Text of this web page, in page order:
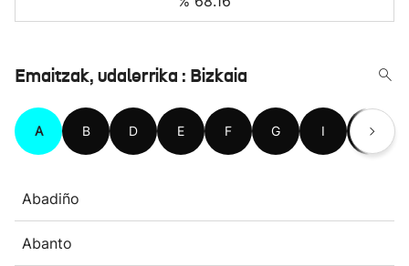
Emaitzak, udalerrika : Bizkaia
A B D E F G I J
Abadiño
Abanto